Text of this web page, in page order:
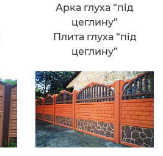
Арка глуха “під
цеглину”
Плита глуха “під
цеглину”